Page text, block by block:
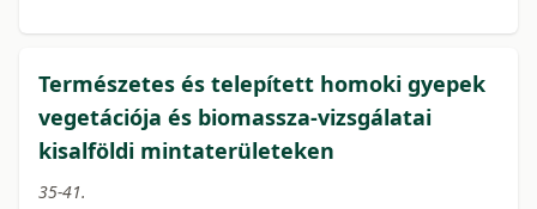
Természetes és telepített homoki gyepek
vegetációja és biomassza-vizsgálatai
kisalföldi mintaterületeken
35-41.